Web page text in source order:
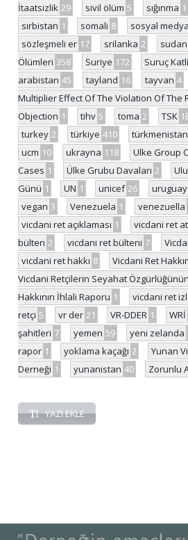
İtaatsizlik 29 sivil ölüm 5 sığınma 1
sırbistan 1 somali 8 sosyal medya
sözleşmeli er 17 srilanka 2 sudan
Ölümleri 358 Suriye 172 Suruç
arabistan 45 tayland 16 tayvan 4
Multiplier Effect Of The Violation Of The
Objection 1 tihv 5 toma 2 TSK
turkey 2 türkiye 410 türkmenistan
ucm 10 ukrayna 118 Ulke Group
Cases 1 Ülke Grubu Davaları 2
Günü 1 UN 1 unicef 26 uruguay
vegan 3 Venezuela 1 venezuella
vicdani ret açıklaması 1 vicdani ret
bülten 2 vicdani ret bülteni 7
vicdani ret hakkı 8
Vicdani Ret
Vicdani Retçilerin Seyahat Özgürlüğünün
Hakkının İhlali Raporu 1 vicdani ret
retçi 5 vr der 21 VR-DDER 1 WRİ
şahitleri 7 yemen 59 yeni zelanda
rapor 1 yoklama kaçağı 2
Yunan
Derneği 1 yunanistan 40 Zorunlu
YAZI EKLE